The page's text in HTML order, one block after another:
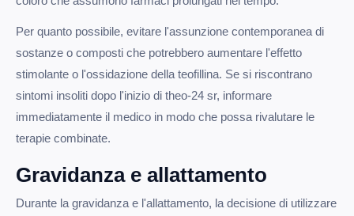
Per quanto possibile, evitare l'assunzione contemporanea di
sostanze o composti che potrebbero aumentare l'effetto
stimolante o l'ossidazione della teofillina. Se si riscontrano
sintomi insoliti dopo l'inizio di theo-24 sr, informare
immediatamente il medico in modo che possa rivalutare le
terapie combinate.
Gravidanza e allattamento
Durante la gravidanza e l'allattamento, la decisione di utilizzare